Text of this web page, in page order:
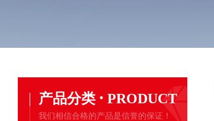
产品分类 · PRODUCT
我们相信合格的产品是信誉的保证！